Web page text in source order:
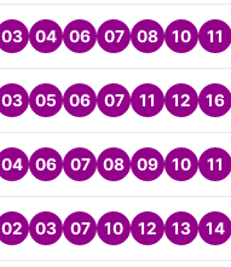
03 04 06 07 08 10 11
03 05 06 07 11 12 16
04 06 07 08 09 10 11
02 03 07 10 12 13 14